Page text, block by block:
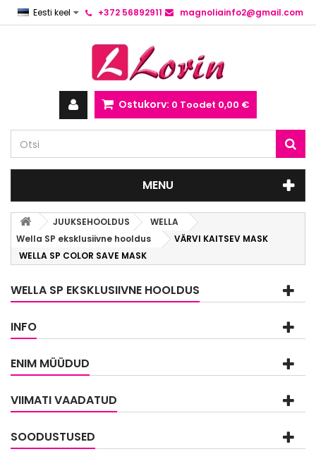
Eesti keel +372 56892911 magnoliainfo2@gmail.com
Ostukorv: 0 Toodet 0,00 €
MENU
JUUKSEHOOLDUS
WELLA
Wella SP eksklusiivne hooldus
VÄRVI KAITSEV MASK
WELLA SP COLOR SAVE MASK
WELLA SP EKSKLUSIIVNE HOOLDUS
INFO
ENIM MÜÜDUD
VIIMATI VAADATUD
SOODUSTUSED